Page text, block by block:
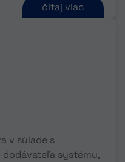
čítaj viac
v súlade s
systému,